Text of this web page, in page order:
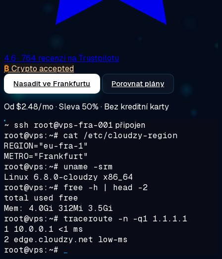
4.6 · 764 recenzí na Trustpilotu
₿ Crypto accepted
Nasadit ve Frankfurtu Porovnat plány
Od$2.48/mo · Sleva 50% · Bez kreditní karty
~ ssh root@vps-fra-001 připojen
root@vps:~# cat /etc/cloudzy-region
REGION="eu-fra-1"
METRO="Frankfurt"
root@vps:~# uname -srm
Linux 6.8.0-cloudzy x86_64
root@vps:~# free -h | head -2
total used free
Mem: 4.0Gi 312Mi 3.5Gi
root@vps:~# traceroute -n -q1 1.1.1.1
1 10.0.0.1 <1 ms
2 edge.cloudzy.net low-ms
root@vps:~#